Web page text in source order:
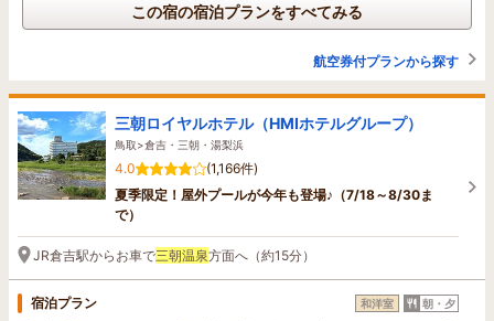
この宿の宿泊プランをすべてみる
航空券付プランから探す
三朝ロイヤルホテル（HMIホテルグループ）
鳥取>倉吉・三朝・湯梨浜
4.0
(1,166件)
夏季限定！屋外プールが今年も登場♪（7/18～8/30ま
で）
JR倉吉駅からお車で三朝温泉方面へ（約15分）
宿泊プラン 和洋室 朝・夕